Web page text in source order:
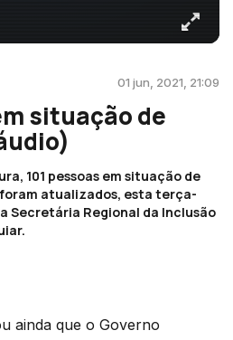
01 jun, 2021, 21:09
situação de
101 pessoas em situação de
atualizados, esta terça-
Secretária Regional da Inclusão
ainda que o Governo